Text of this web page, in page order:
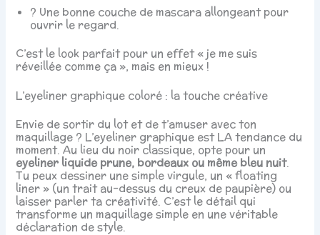
? Une bonne couche de mascara allongeant pour
ouvrir le regard.
C’est le look parfait pour un effet « je me suis
réveillée comme ça », mais en mieux !
L’eyeliner graphique coloré : la touche créative
Envie de sortir du lot et de t’amuser avec ton
maquillage ? L’eyeliner graphique est LA tendance du
moment. Au lieu du noir classique, opte pour un
eyeliner liquide prune, bordeaux ou même bleu nuit.
Tu peux dessiner une simple virgule, un « floating
liner » (un trait au-dessus du creux de paupière) ou
laisser parler ta créativité. C’est le détail qui
transforme un maquillage simple en une véritable
déclaration de style.